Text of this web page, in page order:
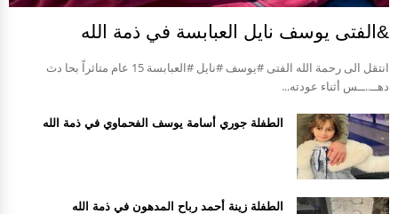
&الفتى يوسف نايل العبابسة في ذمة الله
انتقل الى رحمة الله الفتى #يوسف #نايل #العبابسة 15 عام متاثراً بحا دث
دهــ..ــس أثناء عودته...
الطفلة جوري أسامة يوسف الفحماوي في ذمة الله
الطفلة زينة أحمد رباح المدهون في ذمة الله